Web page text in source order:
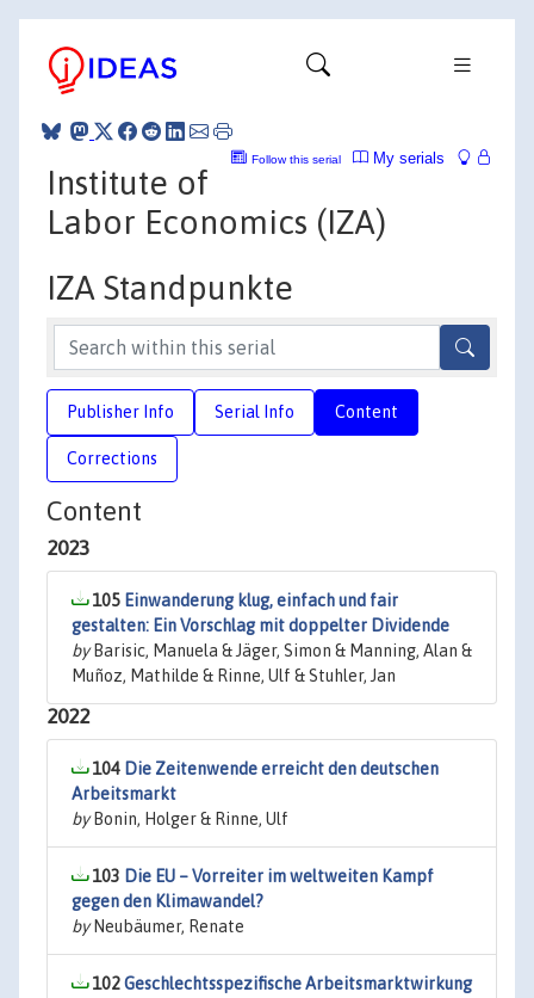
My serials
Follow this serial
Institute of
Labor Economics (IZA)
IZA Standpunkte
Publisher Info Serial Info Content
Corrections
Content
2023
105 Einwanderung klug, einfach und fair
gestalten: Ein Vorschlag mit doppelter Dividende
byBarisic, Manuela & Jäger, Simon & Manning, Alan &
Muñoz, Mathilde & Rinne, Ulf & Stuhler, Jan
2022
104 Die Zeitenwende erreicht den deutschen
Arbeitsmarkt
byBonin, Holger & Rinne, Ulf
103 Die EU – Vorreiter im weltweiten Kampf
gegen den Klimawandel?
byNeubäumer, Renate
102Geschlechtsspezifische Arbeitsmarktwirkung